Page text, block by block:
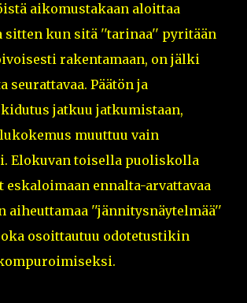
aikomustakaan aloittaa
sitten kun sitä ''tarinaa'' pyritään
rakentamaan, on jälki
seurattavaa. Päätön ja
jatkuu jatkumistaan,
muuttuu vain
Elokuvan toisella puoliskolla
eskaloimaan ennalta-arvattavaa
aiheuttamaa ''jännitysnäytelmää''
osoittautuu odotetustikin